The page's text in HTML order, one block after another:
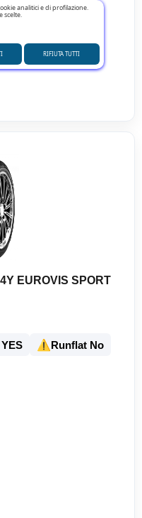
EUROVIS SPORT
⚠️Runflat No
analitici e di profilazione.
scelte.
RIFIUTA TUTTI